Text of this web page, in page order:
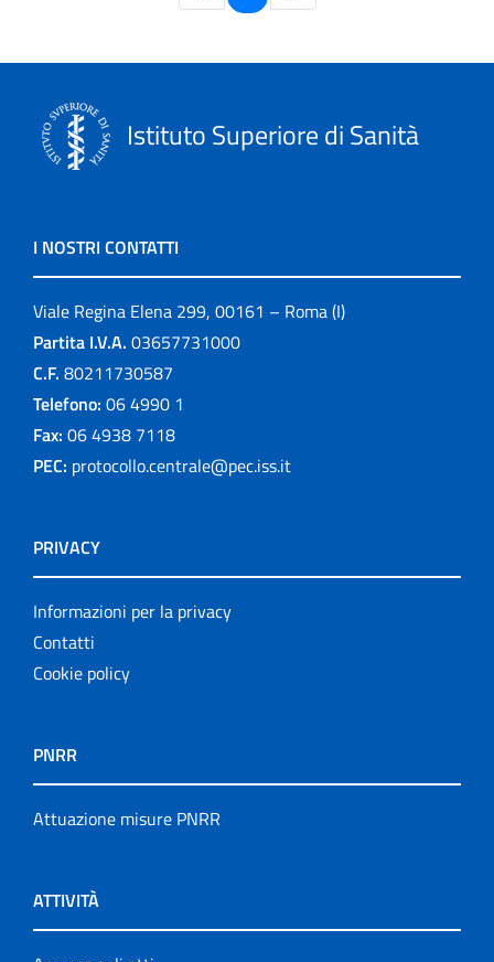
Istituto Superiore di Sanità
I NOSTRI CONTATTI
Viale Regina Elena 299, 00161 – Roma (I)
Partita I.V.A. 03657731000
C.F. 80211730587
Telefono: 06 4990 1
Fax: 06 4938 7118
PEC: protocollo.centrale@pec.iss.it
PRIVACY
Informazioni per la privacy
Contatti
Cookie policy
PNRR
Attuazione misure PNRR
ATTIVITÀ